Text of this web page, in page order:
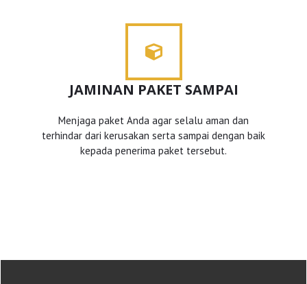
JAMINAN PAKET SAMPAI
Menjaga paket Anda agar selalu aman dan
terhindar dari kerusakan serta sampai dengan baik
kepada penerima paket tersebut.